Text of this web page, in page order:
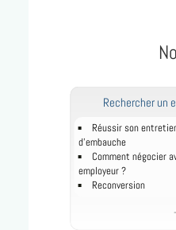
Rechercher un
Réussir son
d'embauche
Comment négocier
employeur ?
Reconversion